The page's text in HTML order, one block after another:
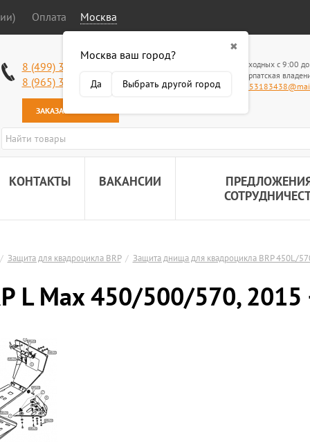
Оплата Москва
✖
Москва ваш город?
Да Выбрать другой город
8 (499) 340-63-51
8 (965) 318-34-38
ЗАКАЗАТЬ ЗВОНОК
Работаем без выходных с 9:00
Самовывоз: 2 Карпатская
Наша почта:
КОНТАКТЫ ВАКАНСИИ
/ Защита для квадроцикла BRP / Защита днища для квадроцикла BRP 450L/
L Max 450/500/570, 2015